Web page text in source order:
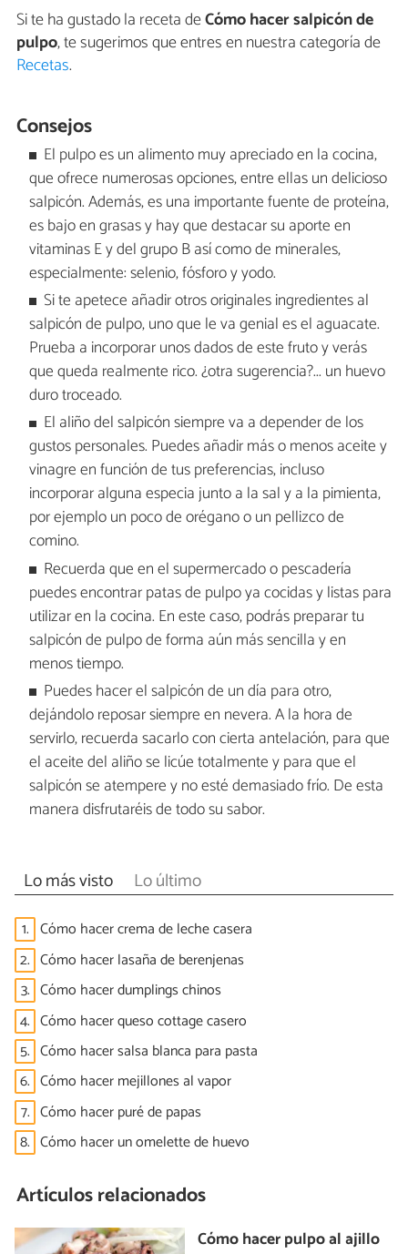
Si te ha gustado la receta deCómo hacer salpicón de
pulpo, te sugerimos que entres en nuestra categoría de
Recetas.
Consejos
El pulpo es un alimento muy apreciado en la cocina,
que ofrece numerosas opciones, entre ellas un delicioso
salpicón. Además, es una importante fuente de proteína,
es bajo en grasas y hay que destacar su aporte en
vitaminas E y del grupo B así como de minerales,
especialmente: selenio, fósforo y yodo.
Si te apetece añadir otros originales ingredientes al
salpicón de pulpo, uno que le va genial es el aguacate.
Prueba a incorporar unos dados de este fruto y verás
que queda realmente rico. ¿otra sugerencia?... un huevo
duro troceado.
El aliño del salpicón siempre va a depender de los
gustos personales. Puedes añadir más o menos aceite y
vinagre en función de tus preferencias, incluso
incorporar alguna especia junto a la sal y a la pimienta,
por ejemplo un poco de orégano o un pellizco de
comino.
Recuerda que en el supermercado o pescadería
puedes encontrar patas de pulpo ya cocidas y listas para
utilizar en la cocina. En este caso, podrás preparar tu
salpicón de pulpo de forma aún más sencilla y en
menos tiempo.
Puedes hacer el salpicón de un día para otro,
dejándolo reposar siempre en nevera. A la hora de
servirlo, recuerda sacarlo con cierta antelación, para que
el aceite del aliño se licúe totalmente y para que el
salpicón se atempere y no esté demasiado frío. De esta
manera disfrutaréis de todo su sabor.
Lo más visto Lo último
1. Cómo hacer crema de leche casera
2. Cómo hacer lasaña de berenjenas
3. Cómo hacer dumplings chinos
4. Cómo hacer queso cottage casero
5. Cómo hacer salsa blanca para pasta
6. Cómo hacer mejillones al vapor
7. Cómo hacer puré de papas
8. Cómo hacer un omelette de huevo
Artículos relacionados
Cómo hacer pulpo al ajillo